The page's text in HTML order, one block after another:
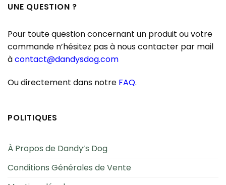
UNE QUESTION ?
Pour toute question concernant un produit ou votre
commande n’hésitez pas à nous contacter par mail
àcontact@dandysdog.com
Ou directement dans notre FAQ.
POLITIQUES
À Propos de Dandy’s Dog
Conditions Générales de Vente